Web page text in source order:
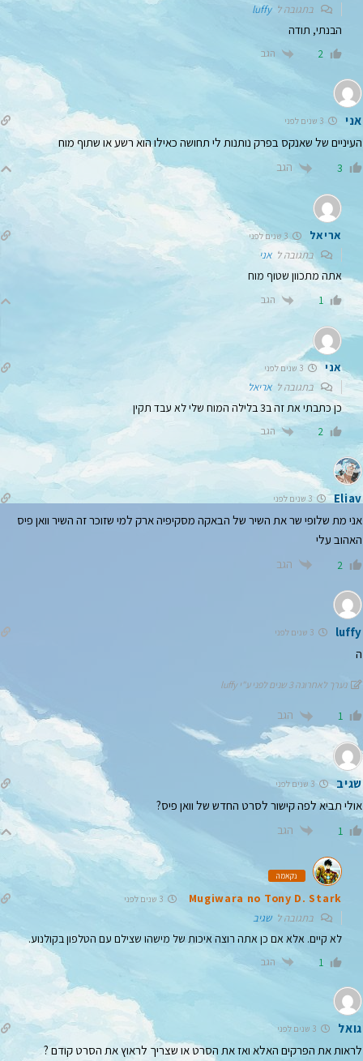
בתגובה לluffy
הבנתי, תודה
2 הגב
אני 3 שנים לפני
העיניים של שאנקס בפרק נותנות לי תחושה כאילו הוא רשע או שתוף מוח
3 הגב
אריאל 3 שנים לפני
בתגובה לאני
אתה מתכוון שטוף מוח
1 הגב
אני 3 שנים לפני
בתגובה לאריאל
כן כתבתי את זה ב3 בלילה המוח שלי לא עבד תקין
2 הגב
Eliav 3 שנים לפני
אני מת שלופי שר את השיר של הבאקה מסקיפיה ארק למי שזוכר זה השיר וואן פיס
האהוב עלי
2 הגב
luffy 3 שנים לפני
ה
נערך לאחרונה 3 שנים לפני ע"י luffy
1 הגב
שגיב
אולי תביא לפה קישור לסרט החדש של וואן פיס?
1 הגב
נקאמה
Mugiwara no Tony D. Stark 3 שנים לפני
בתגובה לשגיב
לא קיים. אלא אם כן אתה רוצה איכות של מישהו שצילם עם הטלפון בקולנוע.
1 הגב
גואל
לראות את הפרקים האלא ואז את הסרט או שצריך לראוץ את הסרט קודם ?